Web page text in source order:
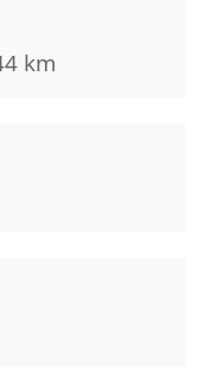
km